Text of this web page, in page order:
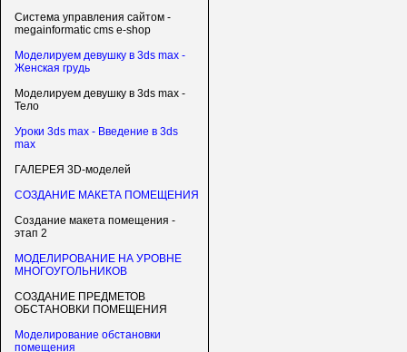
Система управления сайтом -
megainformatic cms e-shop
Моделируем девушку в 3ds max -
Женская грудь
Моделируем девушку в 3ds max -
Тело
Уроки 3ds max - Введение в 3ds
max
ГАЛЕРЕЯ 3D-моделей
СОЗДАНИЕ МАКЕТА ПОМЕЩЕНИЯ
Создание макета помещения -
этап 2
МОДЕЛИРОВАНИЕ НА УРОВНЕ
МНОГОУГОЛЬНИКОВ
СОЗДАНИЕ ПРЕДМЕТОВ
ОБСТАНОВКИ ПОМЕЩЕНИЯ
Моделирование обстановки
помещения